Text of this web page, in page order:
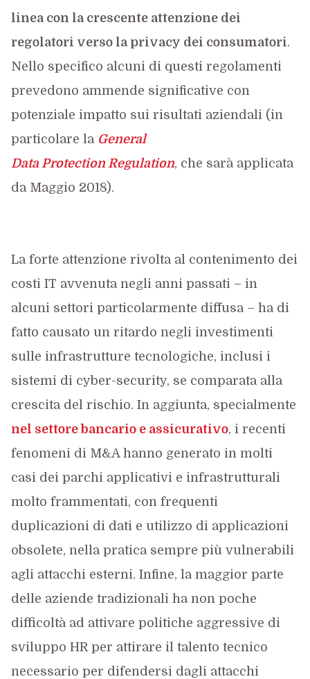
linea con la crescente attenzione dei
regolatori verso la privacy dei consumatori.
Nello specifico alcuni di questi regolamenti
prevedono ammende significative con
potenziale impatto sui risultati aziendali (in
particolare la General
Data Protection Regulation, che sarà applicata
da Maggio 2018).
La forte attenzione rivolta al contenimento dei
costi IT avvenuta negli anni passati – in
alcuni settori particolarmente diffusa – ha di
fatto causato un ritardo negli investimenti
sulle infrastrutture tecnologiche, inclusi i
sistemi di cyber-security, se comparata alla
crescita del rischio. In aggiunta, specialmente
nel settore bancario e assicurativo, i recenti
fenomeni di M&A hanno generato in molti
casi dei parchi applicativi e infrastrutturali
molto frammentati, con frequenti
duplicazioni di dati e utilizzo di applicazioni
obsolete, nella pratica sempre più vulnerabili
agli attacchi esterni. Infine, la maggior parte
delle aziende tradizionali ha non poche
difficoltà ad attivare politiche aggressive di
sviluppo HR per attirare il talento tecnico
necessario per difendersi dagli attacchi